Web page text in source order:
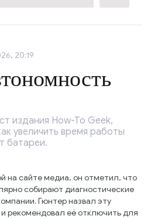
20:19
издания How-To Geek,
увеличить время работы
батареи.
на сайте медиа, он отметил, что
собирают диагностические
Гюнтер назвал эту
рекомендовал её отключить для